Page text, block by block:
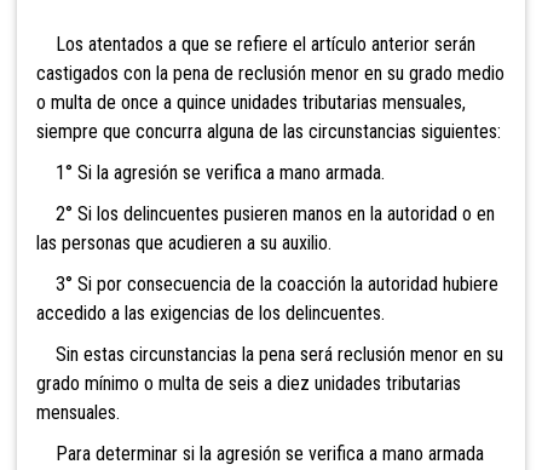
Los atentados a que se refiere el artículo anterior serán
castigados con la pena de reclusión menor en su grado medio
o multa de once a quince unidades tributarias mensuales,
siempre que concurra alguna de las circunstancias siguientes:
1° Si la agresión se verifica a mano armada.
2° Si los delincuentes pusieren manos en la autoridad o en
las personas que acudieren a su auxilio.
3° Si por consecuencia de la coacción la autoridad hubiere
accedido a las exigencias de los delincuentes.
Sin estas circunstancias la pena será reclusión menor en su
grado mínimo o multa de seis a diez unidades tributarias
mensuales.
Para determinar si la agresión se verifica a mano armada